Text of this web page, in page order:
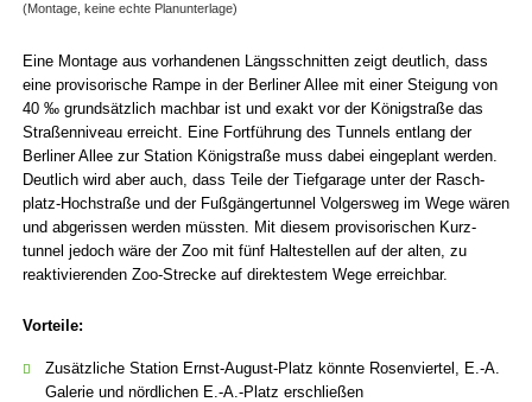
(Montage, keine echte Planunterlage)
Eine Montage aus vorhandenen Längsschnitten zeigt deutlich, dass
eine provisorische Rampe in der Berliner Allee mit einer Steigung von
40 ‰ grundsätzlich machbar ist und exakt vor der König­straße das
Straßen­niveau erreicht. Eine Fort­führung des Tunnels entlang der
Berliner Allee zur Station König­straße muss dabei eingeplant werden.
Deutlich wird aber auch, dass Teile der Tiefgarage unter der Rasch­
platz-Hoch­straße und der Fußgänger­tunnel Volgers­weg im Wege wären
und abgerissen werden müssten. Mit diesem provisorischen Kurz­
tunnel jedoch wäre der Zoo mit fünf Halte­stellen auf der alten, zu
reaktivierenden Zoo-Strecke auf direktestem Wege erreichbar.
Vorteile:
Zusätzliche Station Ernst-August-Platz könnte Rosenviertel, E.-A.
Galerie und nördlichen E.-A.-Platz erschließen